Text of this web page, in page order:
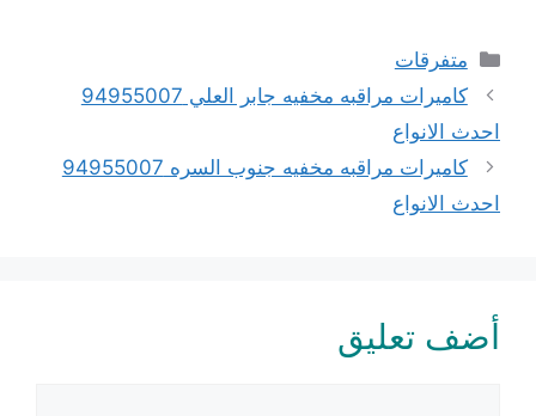
التصنيفات
متفرقات
كاميرات مراقبه مخفيه جابر العلي 94955007
احدث الانواع
كاميرات مراقبه مخفيه جنوب السره 94955007
احدث الانواع
أضف تعليق